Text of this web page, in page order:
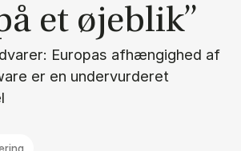
et øje­blik”
Europas afhængighed af
er en undervurderet